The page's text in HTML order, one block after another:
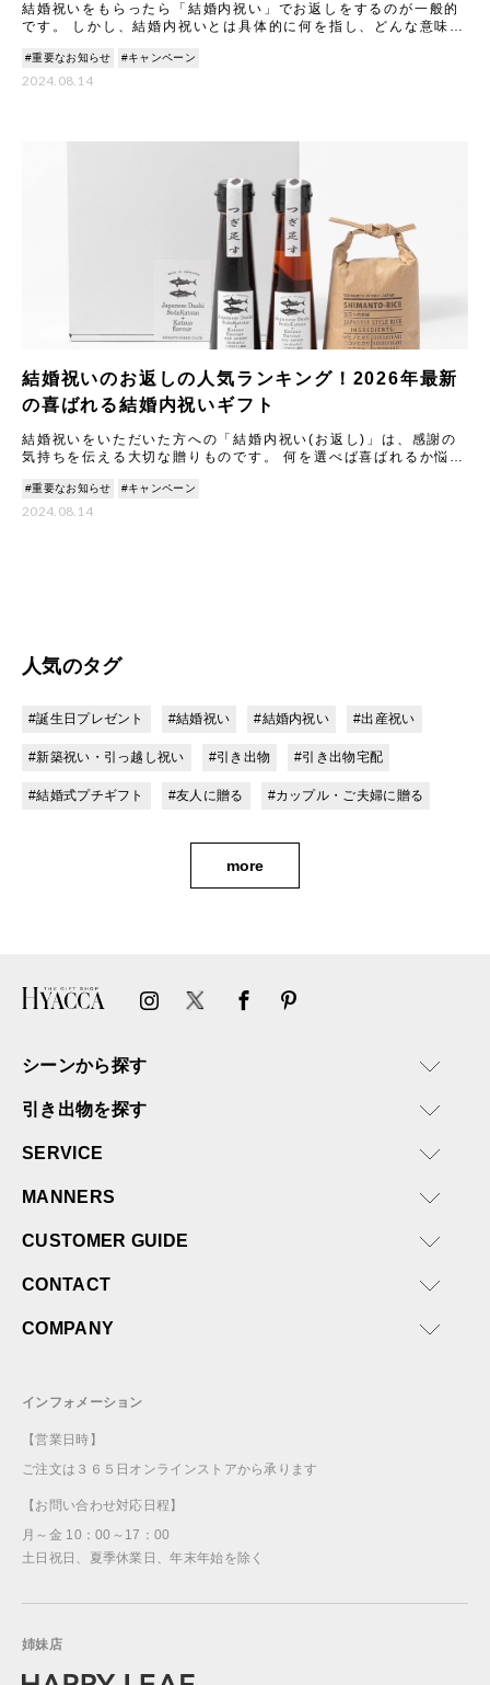
結婚祝いをもらったら「結婚内祝い」でお返しをするのが一般的
です。 しかし、結婚内祝いとは具体的に何を指し、どんな意味や
由
#重要なお知らせ #キャンペーン
2024.08.14
結婚祝いのお返しの人気ランキング！2026年最新
の喜ばれる結婚内祝いギフト
結婚祝いをいただいた方への「結婚内祝い(お返し)」は、感謝の
気持ちを伝える大切な贈りものです。 何を選べば喜ばれるか悩む
#重要なお知らせ #キャンペーン
2024.08.14
人気のタグ
#誕生日プレゼント #結婚祝い #結婚内祝い #出産祝い
#新築祝い・引っ越し祝い #引き出物 #引き出物宅配
#結婚式プチギフト #友人に贈る #カップル・ご夫婦に贈る
more
シーンから探す
引き出物を探す
SERVICE
MANNERS
CUSTOMER GUIDE
CONTACT
COMPANY
インフォメーション
【営業日時】
ご注文は３６５日オンラインストアから承ります
【お問い合わせ対応日程】
月～金 10：00～17：00
土日祝日、夏季休業日、年末年始を除く
姉妹店